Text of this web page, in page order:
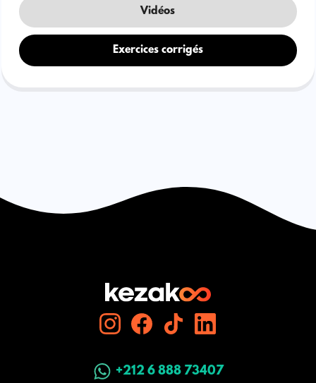
Vidéos
Exercices corrigés
+212 6 888 73407